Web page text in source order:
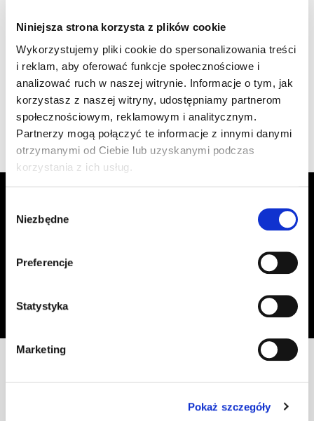
Niniejsza strona korzysta z plików cookie
Wykorzystujemy pliki cookie do spersonalizowania treści
i reklam, aby oferować funkcje społecznościowe i
analizować ruch w naszej witrynie. Informacje o tym, jak
korzystasz z naszej witryny, udostępniamy partnerom
społecznościowym, reklamowym i analitycznym.
Partnerzy mogą połączyć te informacje z innymi danymi
otrzymanymi od Ciebie lub uzyskanymi podczas
korzystania z ich usług.
zgody
Niezbędne
Preferencje
Statystyka
Marketing
Pokaż szczegóły
Klamra do gąs.
1.470/112 czarna
szt
Wyświetlono 1–4 z 4 wyników
otrzymywać informacje o aktualnych
Adres email
Zapisz się
Oświadczam, że zapoznałem się z
przetwarzania moich danych osobowych, w celu przesyłania mi informacji o